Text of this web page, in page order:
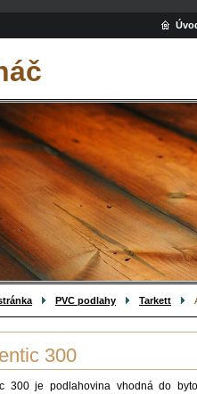
PVC podlahy Tarkett
300
300 je podlahovina vhodná do